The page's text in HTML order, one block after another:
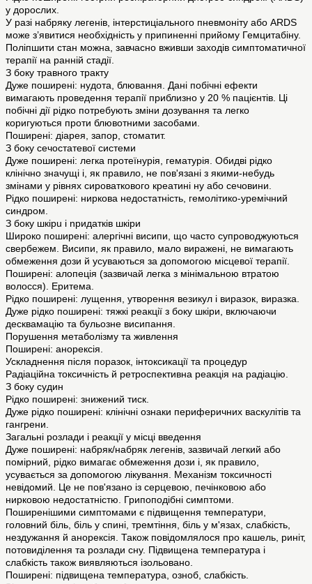
у дорослих.
У разі набряку легенів, інтерстиціального пневмоніту або ARDS
може з’явитися необхідність у припиненні прийому Гемцитабіну.
Поліпшити стан можна, завчасно вживши заходів симптоматичної
терапії на ранній стадії.
З боку травного тракту
Дуже поширені: нудота, блювання. Дані побічні ефекти
вимагають проведення терапії приблизно у 20 % пацієнтів. Ці
побічні дії рідко потребують зміни дозування та легко
коригуються проти блювотними засобами.
Поширені: діарея, запор, стоматит.
З боку сечостатевої системи
Дуже поширені: легка протеїнурія, гематурія. Обидві рідко
клінічно значущі і, як правило, не пов'язані з якими-небудь
змінами у рівнях сироваткового креатині ну або сечовини.
Рідко поширені: ниркова недостатність, гемолітико-уремічний
синдром.
З боку шкірu і nридатків шкіри
Широко поширені: алергічні висипи, що часто супроводжуються
свербежем. Висипи, як правило, мало виражені, не вимагають
обмеження дози й усуваються за допомогою місцевої терапії.
Поширені: алопеція (зазвичай легка з мінімальною втратою
волосся). Еритема.
Рідко поширені: лущення, утворення везикул і виразок, виразка.
Дуже рідко поширені: тяжкі реакції з боку шкіри, включаючи
десквамацію та бульозне висипання.
Порушення метаболізму та живлення
Поширені: анорексія.
Ускладнення після поразок, інтоксикації та процедур
Радіаційна токсичність й ретроспективна реакція на радіацію.
З боку судин
Рідко поширені: знижений тиск.
Дуже рідко поширені: клінічні ознаки периферичних васкулітів та
гангрени.
Загальні розлади і реакції у місці введення
Дуже поширені: набряк/набряк легенів, зазвичай легкий або
помірний, рідко вимагає обмеження дози і, як правило,
усувається за допомогою лікування. Механізм токсичності
невідомий. Це не пов'язано із серцевою, печінковою або
нирковою недостатністю. Грипоподібні симптоми.
Поширенішими симптомами є підвищення температури,
головний біль, біль у спині, тремтіння, біль у м'язах, слабкість,
нездужання й анорексія. Також повідомлялося про кашель, риніт,
потовиділення та розлади сну. Підвищена температура і
слабкість також виявляються ізольовано.
Поширені: підвищена температура, озноб, слабкість.